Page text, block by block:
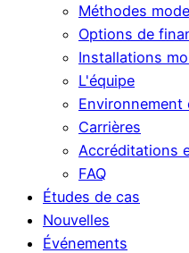
Méthodes
Options de
Installations
L'équipe
Environnement
Carrières
Accréditations
FAQ
Études de cas
Nouvelles
Événements